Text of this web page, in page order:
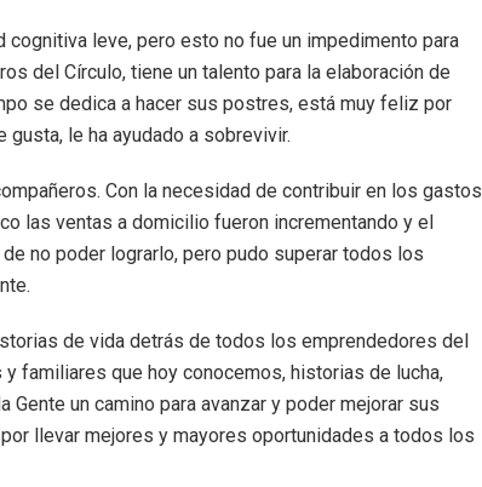
leve, pero esto no fue un impedimento para
del Círculo, tiene un talento para la elaboración de
se dedica a hacer sus postres, está muy feliz por
le ha ayudado a sobrevivir.
Con la necesidad de contribuir en los gastos
las ventas a domicilio fueron incrementando y el
no poder lograrlo, pero pudo superar todos los
de vida detrás de todos los emprendedores del
familiares que hoy conocemos, historias de lucha,
un camino para avanzar y poder mejorar sus
llevar mejores y mayores oportunidades a todos los